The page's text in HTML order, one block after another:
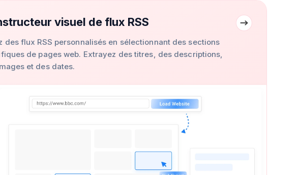
visuel de flux RSS
des flux RSS personnalisés en sélectionnant des sections
de pages web. Extrayez des titres, des descriptions,
et des dates.